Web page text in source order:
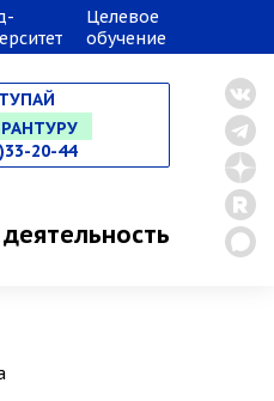
Целевое
обучение
20-44